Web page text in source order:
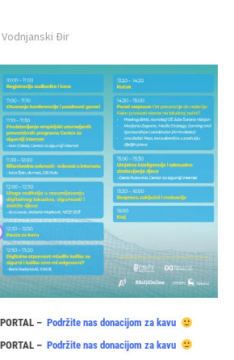
Vodnjanski Đir
– Podržite nas donacijom za kavu
– Podržite nas donacijom za kavu